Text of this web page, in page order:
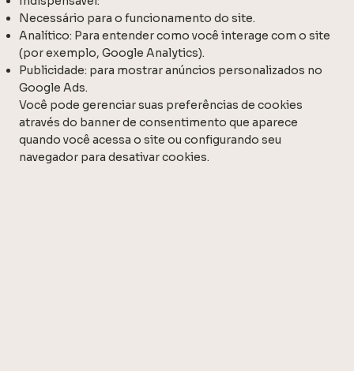
Necessário para o funcionamento do site.
Analítico: Para entender como você interage com o site
(por exemplo, Google Analytics).
Publicidade: para mostrar anúncios personalizados no
Google Ads.
Você pode gerenciar suas preferências de cookies
através do banner de consentimento que aparece
quando você acessa o site ou configurando seu
navegador para desativar cookies.